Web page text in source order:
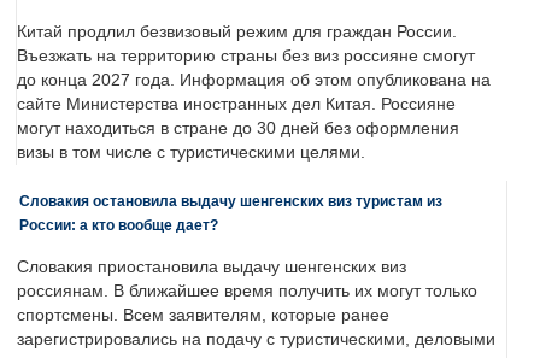
Китай продлил безвизовый режим для граждан России.
Въезжать на территорию страны без виз россияне смогут
до конца 2027 года. Информация об этом опубликована на
сайте Министерства иностранных дел Китая. Россияне
могут находиться в стране до 30 дней без оформления
визы в том числе с туристическими целями.
Словакия остановила выдачу шенгенских виз туристам из
России: а кто вообще дает?
Словакия приостановила выдачу шенгенских виз
россиянам. В ближайшее время получить их могут только
спортсмены. Всем заявителям, которые ранее
зарегистрировались на подачу с туристическими, деловыми